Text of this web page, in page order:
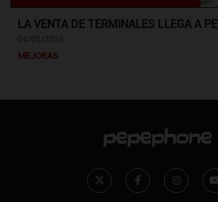
LA VENTA DE TERMINALES LLEGA A
MEJORAS